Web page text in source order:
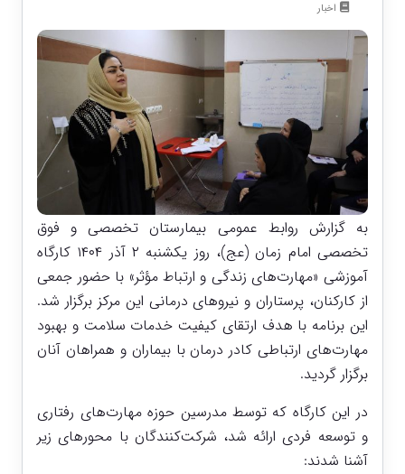
اخبار
به گزارش روابط عمومی بیمارستان تخصصی و فوق
تخصصی امام زمان (عج)، روز یکشنبه ۲ آذر ۱۴۰۴ کارگاه
آموزشی «مهارت‌های زندگی و ارتباط مؤثر» با حضور جمعی
از کارکنان، پرستاران و نیروهای درمانی این مرکز برگزار شد.
این برنامه با هدف ارتقای کیفیت خدمات سلامت و بهبود
مهارت‌های ارتباطی کادر درمان با بیماران و همراهان آنان
برگزار گردید.
در این کارگاه که توسط مدرسین حوزه مهارت‌های رفتاری
و توسعه فردی ارائه شد، شرکت‌کنندگان با محورهای زیر
آشنا شدند: